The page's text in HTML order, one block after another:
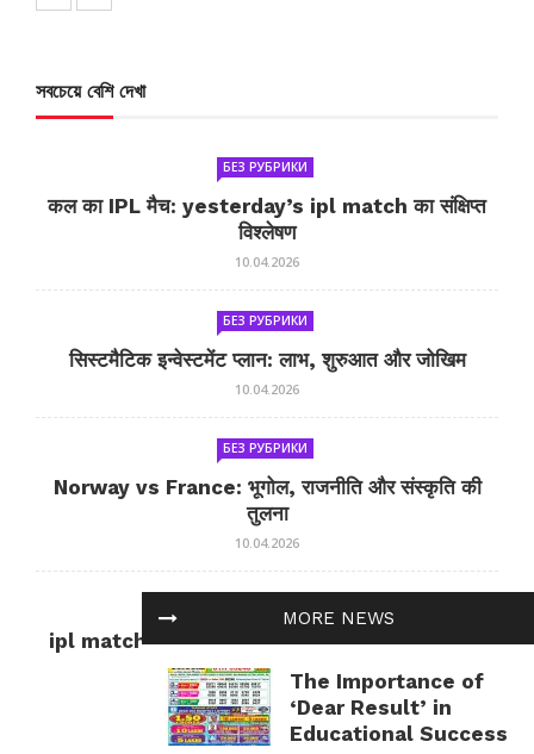
MORE NEWS
The Importance of
‘Dear Result’ in
Educational Success
সবচেয়ে বেশি দেখা
БЕЗ РУБРИКИ
कल का IPL मैच: yesterday’s ipl match का संक्षिप्त
विश्लेषण
10.04.2026
БЕЗ РУБРИКИ
सिस्टमैटिक इन्वेस्टमेंट प्लान: लाभ, शुरुआत और जोखिम
10.04.2026
БЕЗ РУБРИКИ
Norway vs France: भूगोल, राजनीति और संस्कृति की
तुलना
10.04.2026
ipl match tomorrow: कल का IPL मैच — जानकारी
और सलाह
10.04.2026